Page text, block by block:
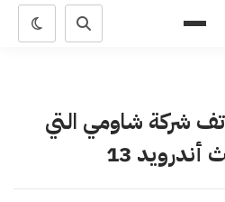
شركة شاومي التي
13